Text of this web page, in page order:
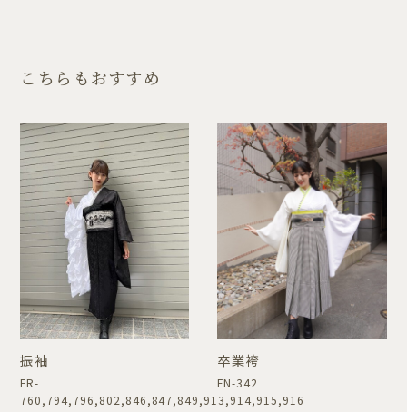
こちらもおすすめ
振袖
FR-
760,794,796,802,846,847,849,913,914,915,916
卒業袴
FN-342